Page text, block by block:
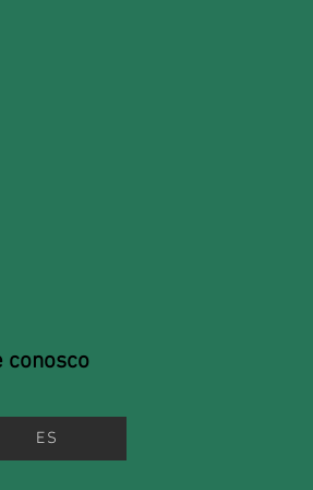
conosco
ES